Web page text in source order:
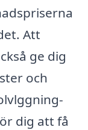
Att
ge dig
och
dig att få